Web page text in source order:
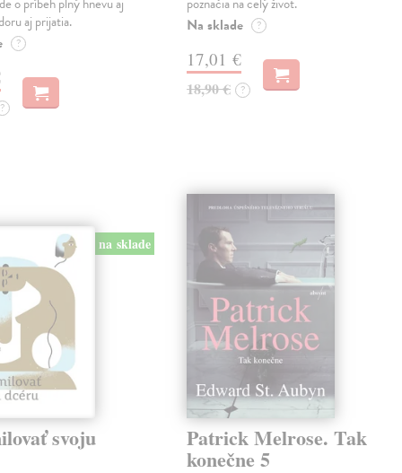
aj prijatia.
?
?
Na sklade ?
17,01 €
18,90 € ?
na sklade
svoju Patrick Melrose. Tak
konečne 5